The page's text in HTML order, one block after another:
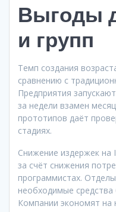
Выгоды
и групп
Темп создания
сравнению с
Предприятия
за недели взамен
прототипов даёт
стадиях.
Снижение издержек на
за счёт снижения
программистах.
необходимые
Компании экономят на